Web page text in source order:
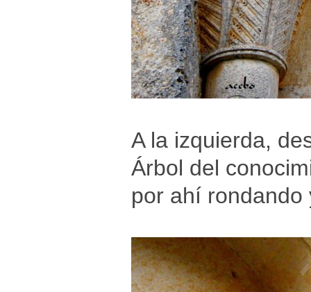
A la izquierda,
Árbol del
por ahí rondando